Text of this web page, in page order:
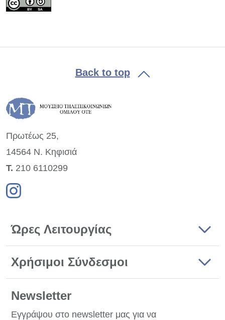
Back to top
Πρωτέως 25,
14564 Ν. Κηφισιά
Τ. 210 6110299
Ώρες Λειτουργίας
Χρήσιμοι Σύνδεσμοι
Newsletter
Εγγράψου στο newsletter μας για να